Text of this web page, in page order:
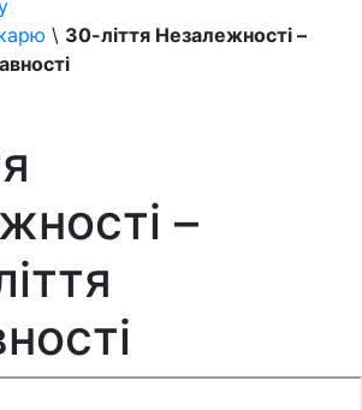
\ 30-ліття Незалежності –
–